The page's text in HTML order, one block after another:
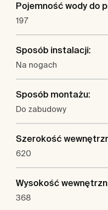
Pojemność wody do
197
Sposób instalacji:
Na nogach
Sposób montażu:
Do zabudowy
Szerokość
620
Wysokość
368